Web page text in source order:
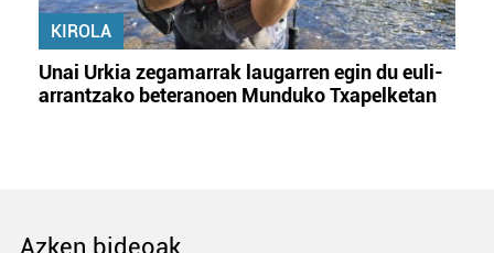
KIROLA
Unai Urkia zegamarrak laugarren egin du euli-
arrantzako beteranoen Munduko Txapelketan
Azken bideoak